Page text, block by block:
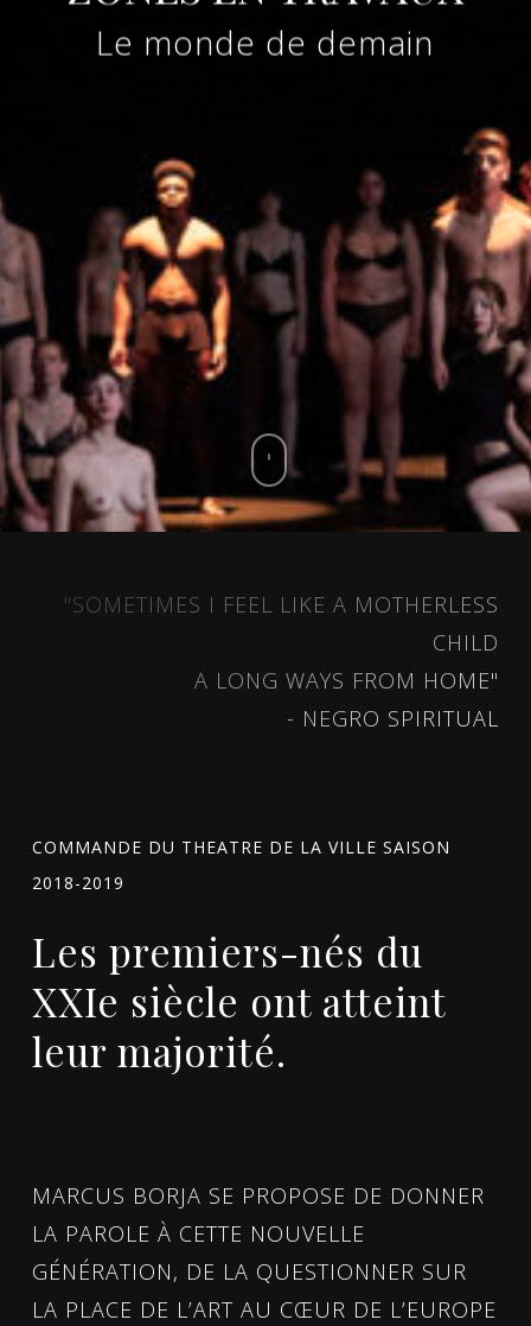
Le monde de demain
"SOMETIMES I FEEL LIKE A MOTHERLESS
CHILD
A LONG WAYS FROM HOME"
- NEGRO SPIRITUAL
COMMANDE DU THEATRE DE LA VILLE SAISON
2018-2019
Les premiers-nés du
XXIe siècle ont atteint
leur majorité.
MARCUS BORJA SE PROPOSE DE DONNER
LA PAROLE À CETTE NOUVELLE
GÉNÉRATION, DE LA QUESTIONNER SUR
LA PLACE DE L’ART AU CŒUR DE L’EUROPE